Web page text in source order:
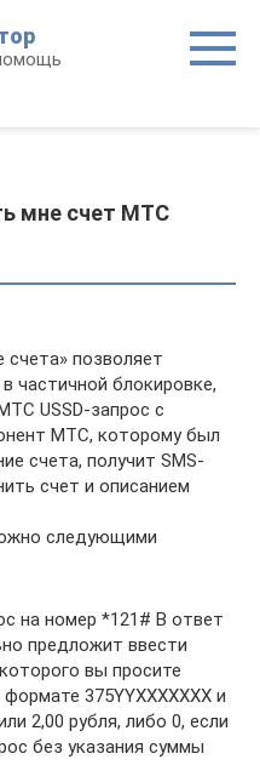
мне счет МТС
счета» позволяет
частичной блокировке,
USSD-запрос с
МТС, которому был
счета, получит SMS-
счет и описанием
следующими
на номер *121# В ответ
предложит ввести
вы просите
375YYХХХХХХХ и
2,00 рубля, либо 0, если
без указания суммы